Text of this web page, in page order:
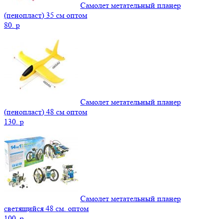
Самолет метательный планер
(пенопласт) 35 см оптом
80. p
Самолет метательный планер
(пенопласт) 48 см оптом
130. p
Самолет метательный планер
светящийся 48 см. оптом